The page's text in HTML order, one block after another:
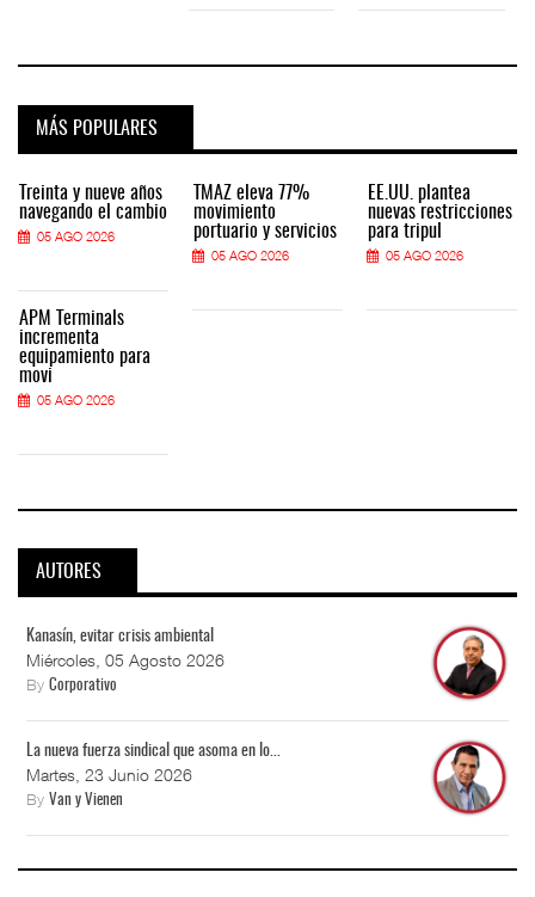
MÁS POPULARES
Treinta y nueve años
navegando el cambio
05 AGO 2026
APM Terminals
incrementa
equipamiento para
movi
05 AGO 2026
TMAZ eleva 77%
movimiento
portuario y servicios
05 AGO 2026
EE.UU. plantea
nuevas restricciones
para tripul
05 AGO 2026
AUTORES
Kanasín, evitar crisis ambiental
Miércoles, 05 Agosto 2026
By Corporativo
La nueva fuerza sindical que asoma en lo...
Martes, 23 Junio 2026
By Van y Vienen